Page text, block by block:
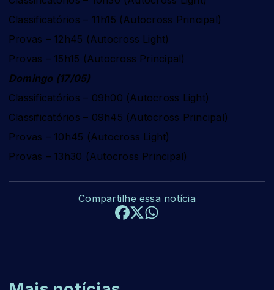
Classificatórios – 11h15 (Autocross Principal)
Provas – 12h45 (Autocross Light)
Provas – 15h15 (Autocross Principal)
Domingo (17/05)
Classificatórios – 09h00 (Autocross Light)
Classificatórios – 09h45 (Autocross Principal)
Provas – 10h45 (Autocross Light)
Provas – 13h30 (Autocross Principal)
Compartilhe essa notícia